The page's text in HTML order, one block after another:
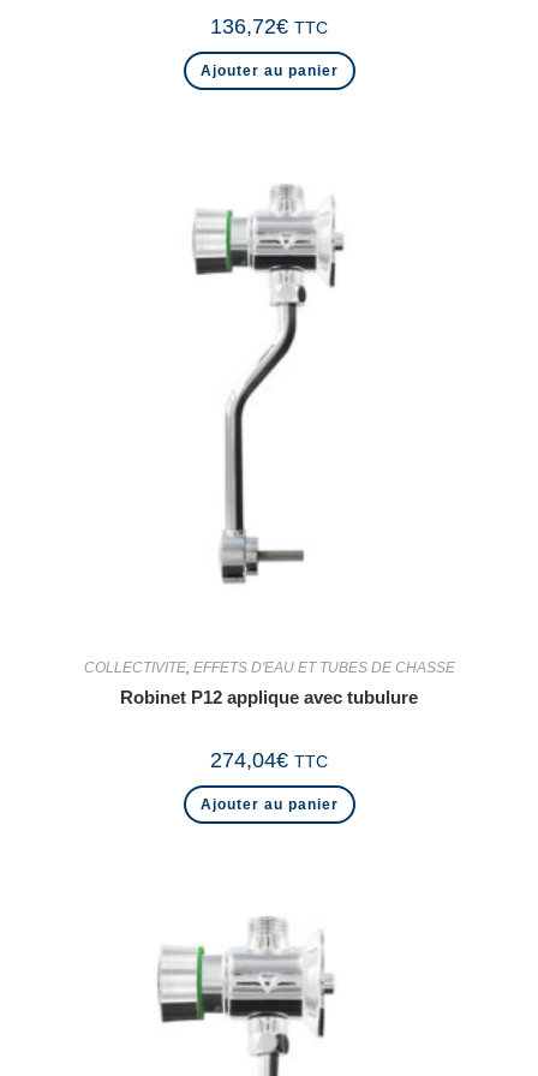
136,72€ TTC
Ajouter au panier
COLLECTIVITE, EFFETS D'EAU ET TUBES DE CHASSE
Robinet P12 applique avec tubulure
274,04€ TTC
Ajouter au panier